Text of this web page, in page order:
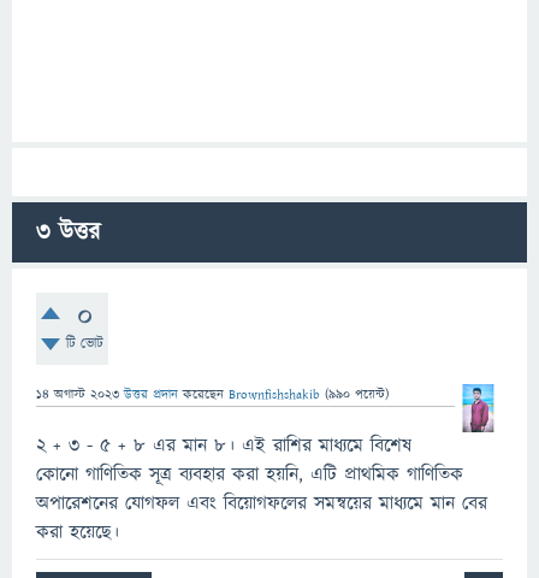
3উত্তর
0
টি ভোট
14 অগাস্ট 2023 উত্তর প্রদান করেছেন Brownfishshakib (990 পয়েন্ট)
2 + 3 - 5 + 8 এর মান 8। এই রাশির মাধ্যমে বিশেষ
কোনো গাণিতিক সূত্র ব্যবহার করা হয়নি, এটি প্রাথমিক গাণিতিক
অপারেশনের যোগফল এবং বিয়োগফলের সমন্বয়ের মাধ্যমে মান বের
করা হয়েছে।